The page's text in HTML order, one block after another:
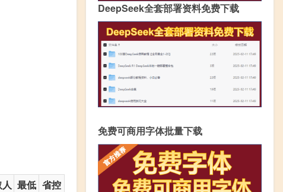
最低 省控
DeepSeek全套部署资料免费下载
免费可商用字体批量下载